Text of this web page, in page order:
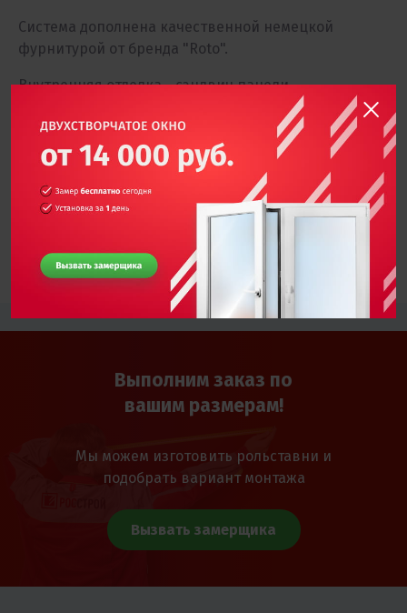
Система дополнена качественной немецкой
фурнитурой от бренда "Roto".
Внутренняя отделка - сэндвич панели
классического белого цвета толщиной 10мм.
Ориентировочная стоимость проекта — 70 000
рублей
Продолжительность выполнения работ — 6 часов
Выполним заказ по
вашим размерам!
Мы можем изготовить рольставни и
подобрать вариант монтажа
Вызвать замерщика